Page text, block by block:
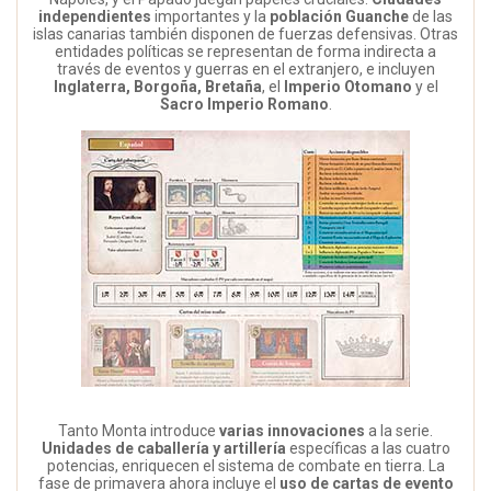
independientes importantes y la población Guanchede las
islas canarias también disponen de fuerzas defensivas. Otras
entidades políticas se representan de forma indirecta a
través de eventos y guerras en el extranjero, e incluyen
Inglaterra, Borgoña, Bretaña, el Imperio Otomano y el
Sacro Imperio Romano.
Tanto Monta introduce varias innovaciones a la serie.
Unidades de caballería y artillería específicas a las cuatro
potencias, enriquecen el sistema de combate en tierra. La
fase de primavera ahora incluye el uso de cartas de evento